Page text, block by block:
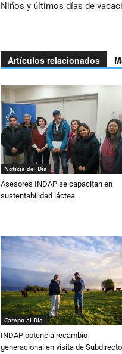
Niños y últimos días de
Artículos relacionados
Noticia del Día
Asesores INDAP se capacitan en
sustentabilidad láctea
Campo al Día
INDAP potencia recambio
generacional en visita de